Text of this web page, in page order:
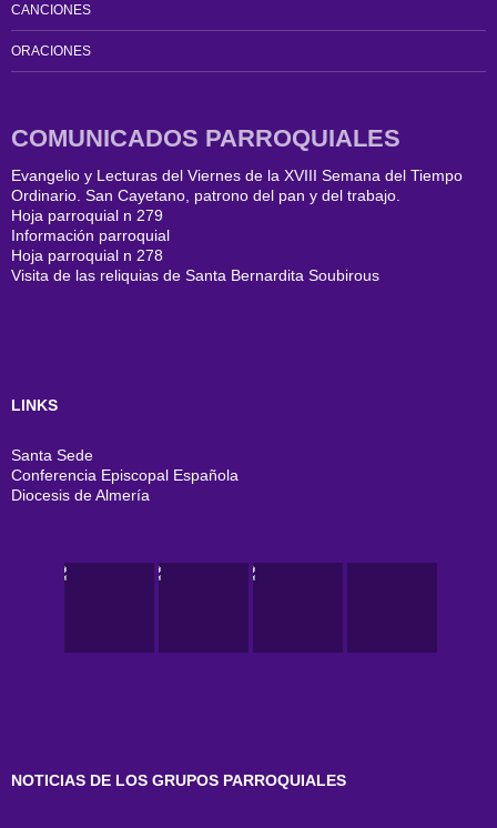
CANCIONES
ORACIONES
COMUNICADOS PARROQUIALES
Evangelio y Lecturas del Viernes de la XVIII Semana del Tiempo
Ordinario. San Cayetano, patrono del pan y del trabajo.
Hoja parroquial n 279
Información parroquial
Hoja parroquial n 278
Visita de las reliquias de Santa Bernardita Soubirous
LINKS
Santa Sede
Conferencia Episcopal Española
Diocesis de Almería
NOTICIAS DE LOS GRUPOS PARROQUIALES